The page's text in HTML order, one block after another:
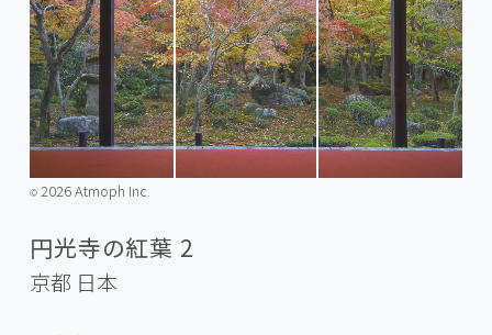
©️2026 Atmoph Inc.
円光寺の紅葉 2
京都 日本